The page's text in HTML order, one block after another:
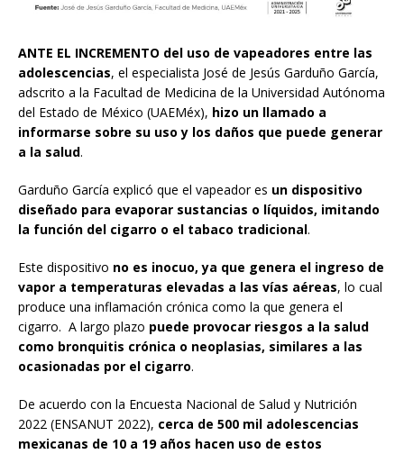
ANTE EL INCREMENTO del uso de vapeadores entre las
adolescencias, el especialista José de Jesús Garduño García,
adscrito a la Facultad de Medicina de la Universidad Autónoma
del Estado de México (UAEMéx), hizo un llamado a
informarse sobre su uso y los daños que puede generar
a la salud.
Garduño García explicó que el vapeador es un dispositivo
diseñado para evaporar sustancias o líquidos, imitando
la función del cigarro o el tabaco tradicional.
Este dispositivo no es inocuo, ya que genera el ingreso de
vapor a temperaturas elevadas a las vías aéreas, lo cual
produce una inflamación crónica como la que genera el
cigarro. A largo plazo puede provocar riesgos a la salud
como bronquitis crónica o neoplasias, similares a las
ocasionadas por el cigarro.
De acuerdo con la Encuesta Nacional de Salud y Nutrición
2022 (ENSANUT 2022), cerca de 500 mil adolescencias
mexicanas de 10 a 19 años hacen uso de estos